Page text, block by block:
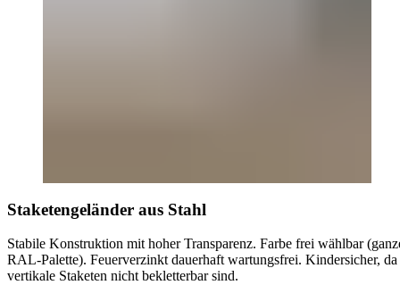
Staketengeländer aus Stahl
Stabile Konstruktion mit hoher Transparenz. Farbe frei wählbar
RAL-Palette). Feuerverzinkt dauerhaft wartungsfrei. Kindersicher, da
vertikale Staketen nicht bekletterbar sind.